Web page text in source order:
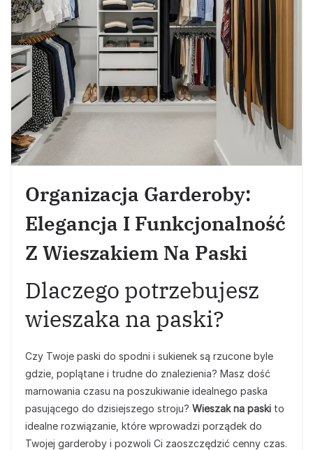
Organizacja Garderoby:
Elegancja I Funkcjonalność
Z Wieszakiem Na Paski
Dlaczego potrzebujesz
wieszaka na paski?
Czy Twoje paski do spodni i sukienek są rzucone byle
gdzie, poplątane i trudne do znalezienia? Masz dość
marnowania czasu na poszukiwanie idealnego paska
pasującego do dzisiejszego stroju? Wieszak na paski to
idealne rozwiązanie, które wprowadzi porządek do
Twojej garderoby i pozwoli Ci zaoszczędzić cenny czas.